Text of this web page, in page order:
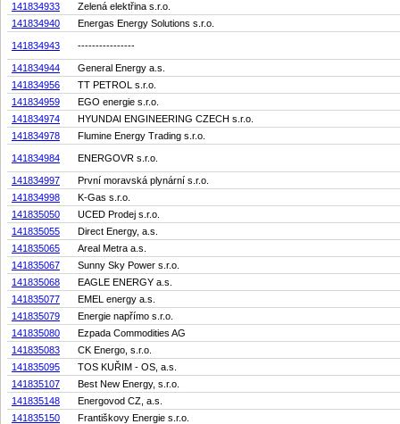
141834933
Zelená elektřina s.r.o.
141834940
Energas Energy Solutions s.r.o.
141834943 ----------------
141834944
General Energy a.s.
141834956
TT PETROL s.r.o.
141834959
EGO energie s.r.o.
141834974
HYUNDAI ENGINEERING CZECH s.r.o.
141834978
Flumine Energy Trading s.r.o.
141834984 ENERGOVR s.r.o.
141834997
První moravská plynární s.r.o.
141834998
K-Gas s.r.o.
141835050
UCED Prodej s.r.o.
141835055
Direct Energy, a.s.
141835065
Areal Metra a.s.
141835067
Sunny Sky Power s.r.o.
141835068
EAGLE ENERGY a.s.
141835077
EMEL energy a.s.
141835079
Energie napřímo s.r.o.
141835080
Ezpada Commodities AG
141835083
CK Energo, s.r.o.
141835095
TOS KUŘIM - OS, a.s.
141835107
Best New Energy, s.r.o.
141835148
Energovod CZ, a.s.
141835150
Františkovy Energie s.r.o.